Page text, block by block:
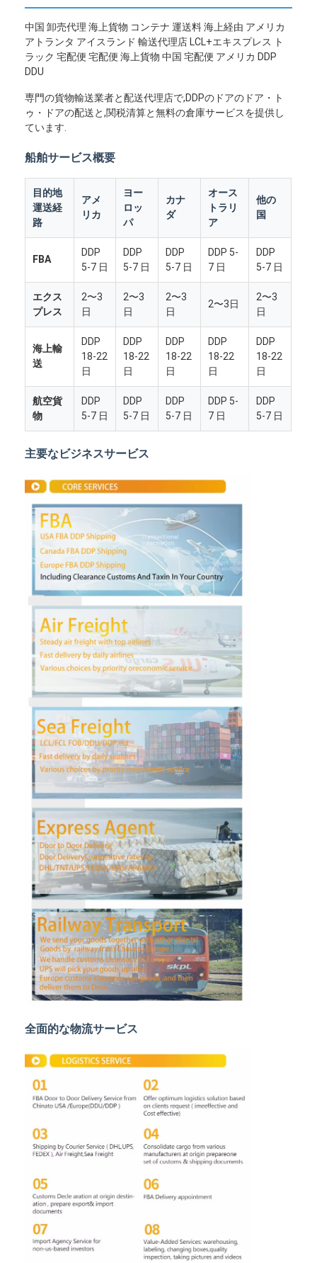
ホーム
製品
企業情報
会社案内
品質管理
お問い合わせ
今雑談しなさい
国際的な貨物Forward
航空貨物のForward
海上貨物
DDP 中国 から 発送
明白な船積み
鉄道貨物運送
Amazonへ発送
中国 卸売代理 海上貨物 コンテナ 運送料 海上経由 アメリカ
アトランタ アイスランド 輸送代理店 LCL+エキスプレス ト
ラック 宅配便 宅配便 海上貨物 中国 宅配便 アメリカ DDP
DDU
専門の貨物輸送業者と配送代理店で,DDPのドアのドア・ト
ゥ・ドアの配送と,関税清算と無料の倉庫サービスを提供し
ています.
船舶サービス概要
目的地
運送経
路
アメ
リカ
ヨー
ロッ
パ
カナ
ダ
オース
トラリ
ア
他の
国
FBA
DDP
5-7 日
DDP
5-7 日
DDP
5-7 日
DDP 5-
7 日
DDP
5-7 日
エクス
プレス
2〜3
日
2〜3
日
2〜3
日
2〜3日
2〜3
日
海上輸
送
DDP
18-22
日
DDP
18-22
日
DDP
18-22
日
DDP
18-22
日
DDP
18-22
日
航空貨
物
DDP
5-7 日
DDP
5-7 日
DDP
5-7 日
DDP 5-
7 日
DDP
5-7 日
主要なビジネスサービス
全面的な物流サービス